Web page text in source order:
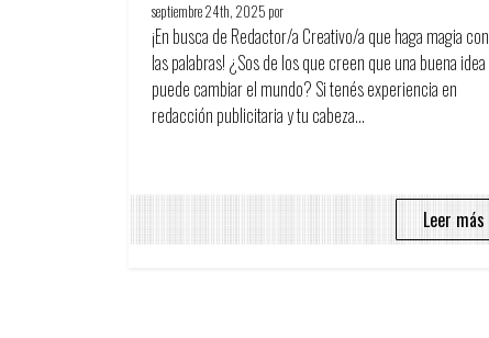
septiembre 24th, 2025 por
¡En busca de Redactor/a Creativo/a que haga magia con
las palabras! ¿Sos de los que creen que una buena idea
puede cambiar el mundo? Si tenés experiencia en
redacción publicitaria y tu cabeza...
Leer más